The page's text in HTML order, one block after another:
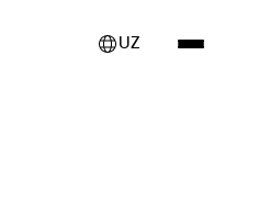
UZ